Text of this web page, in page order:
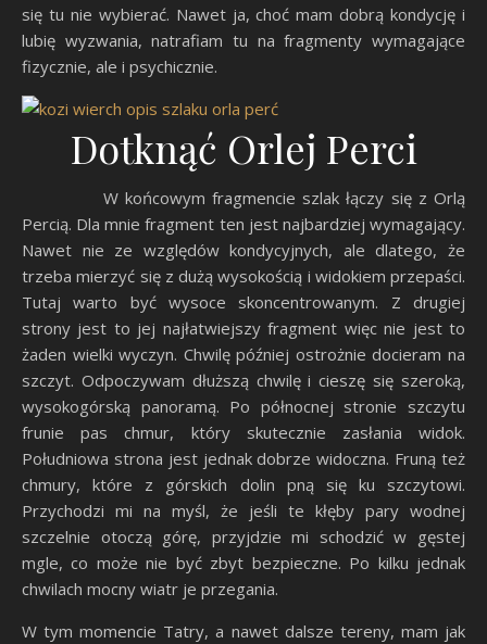
się tu nie wybierać. Nawet ja, choć mam dobrą kondycję i
lubię wyzwania, natrafiam tu na fragmenty wymagające
fizycznie, ale i psychicznie.
Dotknąć Orlej Perci
W końcowym fragmencie szlak łączy się z Orlą
Percią. Dla mnie fragment ten jest najbardziej wymagający.
Nawet nie ze względów kondycyjnych, ale dlatego, że
trzeba mierzyć się z dużą wysokością i widokiem przepaści.
Tutaj warto być wysoce skoncentrowanym. Z drugiej
strony jest to jej najłatwiejszy fragment więc nie jest to
żaden wielki wyczyn. Chwilę później ostrożnie docieram na
szczyt. Odpoczywam dłuższą chwilę i cieszę się szeroką,
wysokogórską panoramą. Po północnej stronie szczytu
frunie pas chmur, który skutecznie zasłania widok.
Południowa strona jest jednak dobrze widoczna. Fruną też
chmury, które z górskich dolin pną się ku szczytowi.
Przychodzi mi na myśl, że jeśli te kłęby pary wodnej
szczelnie otoczą górę, przyjdzie mi schodzić w gęstej
mgle, co może nie być zbyt bezpieczne. Po kilku jednak
chwilach mocny wiatr je przegania.
W tym momencie Tatry, a nawet dalsze tereny, mam jak